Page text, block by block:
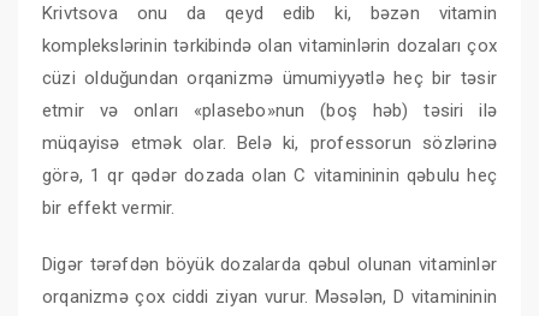
Krivtsova onu da qeyd edib ki, bəzən vitamin
komplekslərinin tərkibində olan vitaminlərin dozaları çox
cüzi olduğundan orqanizmə ümumiyyətlə heç bir təsir
etmir və onları «plasebo»nun (boş həb) təsiri ilə
müqayisə etmək olar. Belə ki, professorun sözlərinə
görə, 1 qr qədər dozada olan C vitamininin qəbulu heç
bir effekt vermir.
Digər tərəfdən böyük dozalarda qəbul olunan vitaminlər
orqanizmə çox ciddi ziyan vurur. Məsələn, D vitamininin